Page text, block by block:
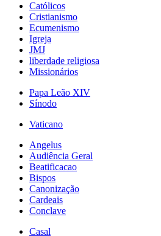
Católicos
Cristianismo
Ecumenismo
Igreja
JMJ
liberdade religiosa
Missionários
Papa Leão XIV
Sínodo
Vaticano
Angelus
Audiência Geral
Beatificacao
Bispos
Canonização
Cardeais
Conclave
Casal